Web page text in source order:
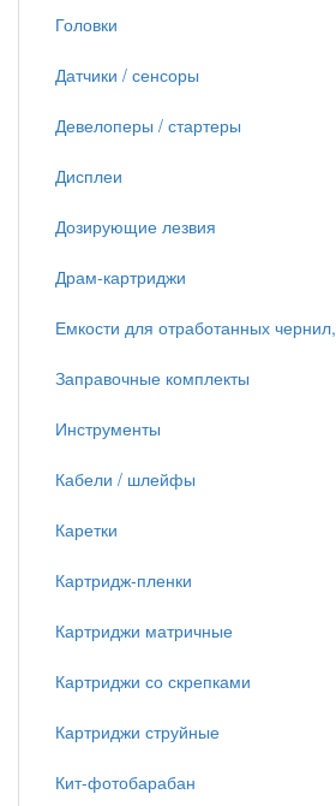
Головки
Датчики / сенсоры
Девелоперы / стартеры
Дисплеи
Дозирующие лезвия
Драм-картриджи
Емкости для отработанных чернил,
Заправочные комплекты
Инструменты
Кабели / шлейфы
Каретки
Картридж-пленки
Картриджи матричные
Картриджи со скрепками
Картриджи струйные
Кит-фотобарабан